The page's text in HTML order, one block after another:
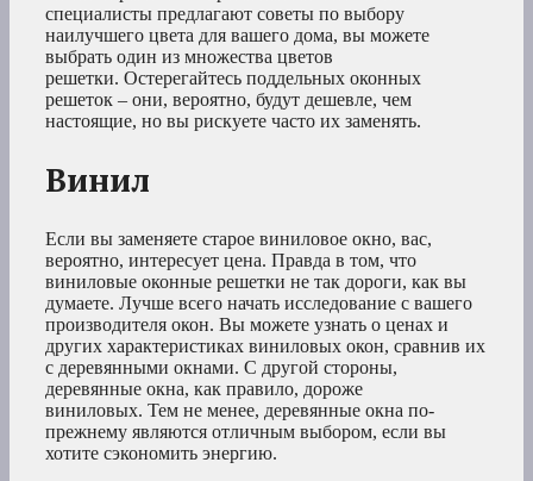
специалисты предлагают советы по выбору
наилучшего цвета для вашего дома, вы можете
выбрать один из множества цветов
решетки. Остерегайтесь поддельных оконных
решеток – они, вероятно, будут дешевле, чем
настоящие, но вы рискуете часто их заменять.
Винил
Если вы заменяете старое виниловое окно, вас,
вероятно, интересует цена. Правда в том, что
виниловые оконные решетки не так дороги, как вы
думаете. Лучше всего начать исследование с вашего
производителя окон. Вы можете узнать о ценах и
других характеристиках виниловых окон, сравнив их
с деревянными окнами. С другой стороны,
деревянные окна, как правило, дороже
виниловых. Тем не менее, деревянные окна по-
прежнему являются отличным выбором, если вы
хотите сэкономить энергию.